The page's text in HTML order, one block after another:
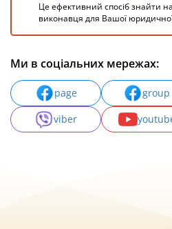
Це ефективний спосіб знайти
виконавця для Вашої
Ми в соціальних мережах:
page group
viber